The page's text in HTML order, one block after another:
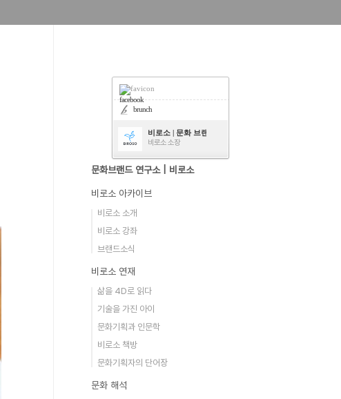
facebook
brunch
비로소 | 문화 브랜드 연구소
비로소 소장
문화브랜드 연구소 | 비로소
비로소 아카이브
비로소 소개
비로소 강좌
브랜드소식
비로소 연재
삶을 4D로 읽다
기술을 가진 아이
문화기획과 인문학
비로소 책방
문화기획자의 단어장
문화 해석